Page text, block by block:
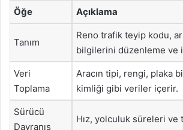
Öğe Açıklama
Tanım
Reno trafik teyip kodu,
bilgilerini düzenleme ve
Veri
Toplama
Aracın tipi, rengi, plaka
kimliği gibi veriler içerir.
Sürücü
Davranış
Hız, yolculuk süreleri ve